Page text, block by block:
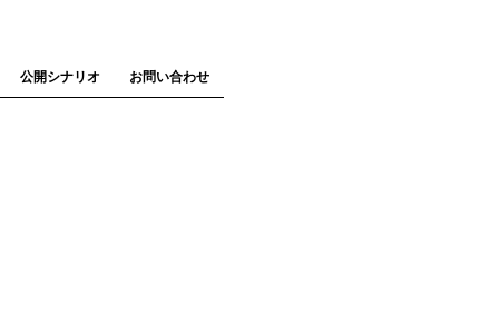
公開シナリオ お問い合わせ